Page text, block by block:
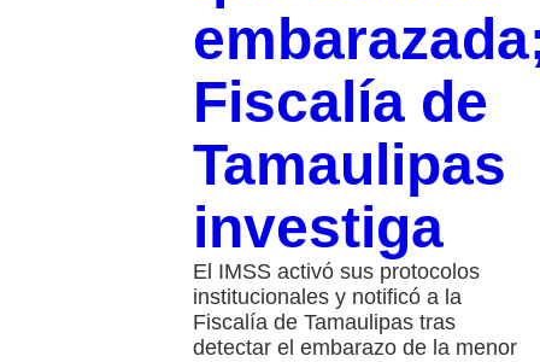
Fiscalía de
Tamaulipas
investiga
El IMSS activó sus protocolos
institucionales y notificó a la
Fiscalía de Tamaulipas tras
detectar el embarazo de la menor